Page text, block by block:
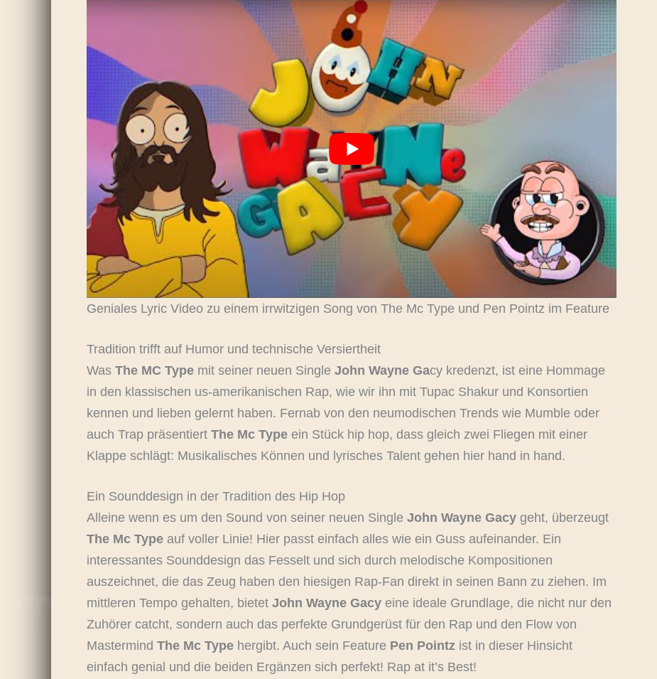
Geniales Lyric Video zu einem irrwitzigen Song von The Mc Type und Pen Pointz im Feature
Tradition trifft auf Humor und technische Versiertheit
Was The MC Type mit seiner neuen Single John Wayne Gacy kredenzt, ist eine Hommage
in den klassischen us-amerikanischen Rap, wie wir ihn mit Tupac Shakur und Konsortien
kennen und lieben gelernt haben. Fernab von den neumodischen Trends wie Mumble oder
auch Trap präsentiert The Mc Type ein Stück hip hop, dass gleich zwei Fliegen mit einer
Klappe schlägt: Musikalisches Können und lyrisches Talent gehen hier hand in hand.
Ein Sounddesign in der Tradition des Hip Hop
Alleine wenn es um den Sound von seiner neuen Single John Wayne Gacy geht, überzeugt
The Mc Type auf voller Linie! Hier passt einfach alles wie ein Guss aufeinander. Ein
interessantes Sounddesign das Fesselt und sich durch melodische Kompositionen
auszeichnet, die das Zeug haben den hiesigen Rap-Fan direkt in seinen Bann zu ziehen. Im
mittleren Tempo gehalten, bietet John Wayne Gacy eine ideale Grundlage, die nicht nur den
Zuhörer catcht, sondern auch das perfekte Grundgerüst für den Rap und den Flow von
Mastermind The Mc Type hergibt. Auch sein Feature Pen Pointz ist in dieser Hinsicht
einfach genial und die beiden Ergänzen sich perfekt! Rap at it’s Best!